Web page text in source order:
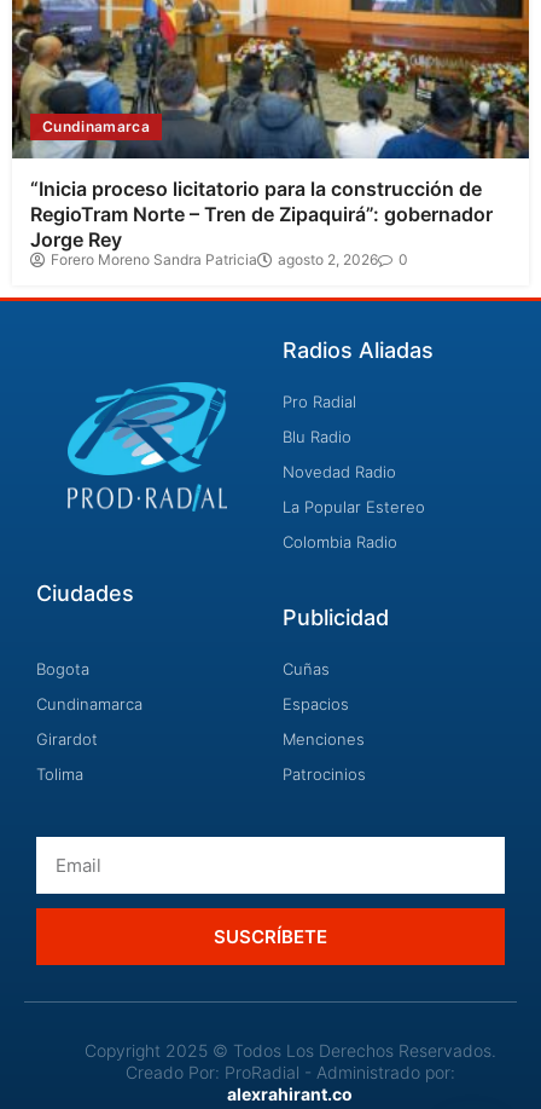
Cundinamarca
“Inicia proceso licitatorio para la construcción de
RegioTram Norte – Tren de Zipaquirá”: gobernador
Jorge Rey
Forero Moreno Sandra Patricia agosto 2, 2026 0
Radios Aliadas
Pro Radial
Blu Radio
Novedad Radio
La Popular Estereo
Colombia Radio
Ciudades
Bogota
Cundinamarca
Girardot
Tolima
Publicidad
Cuñas
Espacios
Menciones
Patrocinios
SUSCRÍBETE
Copyright 2025 © Todos Los Derechos Reservados.
Creado Por: ProRadial - Administrado por:
alexrahirant.co